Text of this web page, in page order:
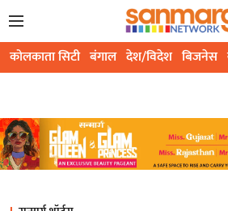
कोलकाता सिटी बंगाल देश/विदेश बिजनेस